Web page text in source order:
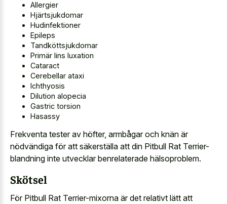
Allergier
Hjärtsjukdomar
Hudinfektioner
Epileps
Tandköttsjukdomar
Primär lins luxation
Cataract
Cerebellar ataxi
Ichthyosis
Dilution alopecia
Gastric torsion
Hasassy
Frekventa tester av höfter, armbågar och knän är
nödvändiga för att säkerställa att din Pitbull Rat Terrier-
blandning inte utvecklar benrelaterade hälsoproblem.
Skötsel
För Pitbull Rat Terrier-mixorna är det relativt lätt att